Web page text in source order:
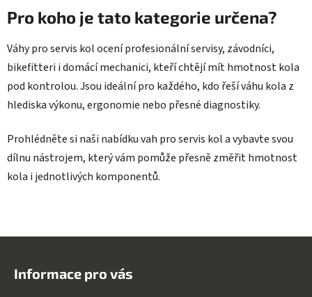
Pro koho je tato kategorie určena?
Váhy pro servis kol ocení profesionální servisy, závodníci,
bikefitteri i domácí mechanici, kteří chtějí mít hmotnost kola
pod kontrolou. Jsou ideální pro každého, kdo řeší váhu kola z
hlediska výkonu, ergonomie nebo přesné diagnostiky.
Prohlédněte si naši nabídku vah pro servis kol a vybavte svou
dílnu nástrojem, který vám pomůže přesně změřit hmotnost
kola i jednotlivých komponentů.
Informace pro vás